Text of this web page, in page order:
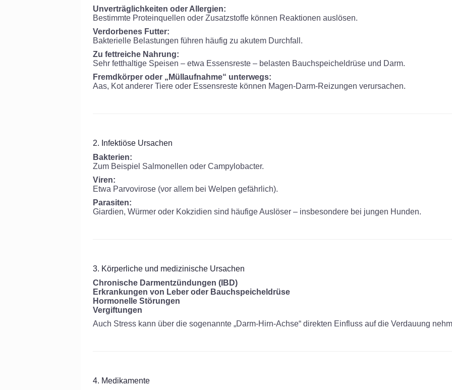
Unverträglichkeiten oder Allergien:
Bestimmte Proteinquellen oder Zusatzstoffe können Reaktionen auslösen.
Verdorbenes Futter:
Bakterielle Belastungen führen häufig zu akutem Durchfall.
Zu fettreiche Nahrung:
Sehr fetthaltige Speisen – etwa Essensreste – belasten Bauchspeicheldrüse und Darm.
Fremdkörper oder „Müllaufnahme“ unterwegs:
Aas, Kot anderer Tiere oder Essensreste können Magen-Darm-Reizungen verursachen.
2. Infektiöse Ursachen
Bakterien:
Zum Beispiel Salmonellen oder Campylobacter.
Viren:
Etwa Parvovirose (vor allem bei Welpen gefährlich).
Parasiten:
Giardien, Würmer oder Kokzidien sind häufige Auslöser – insbesondere bei jungen Hunden.
3. Körperliche und medizinische Ursachen
Chronische Darmentzündungen (IBD)
Erkrankungen von Leber oder Bauchspeicheldrüse
Hormonelle Störungen
Vergiftungen
Auch Stress kann über die sogenannte „Darm-Hirn-Achse“ direkten Einfluss auf die Verdauung
4. Medikamente